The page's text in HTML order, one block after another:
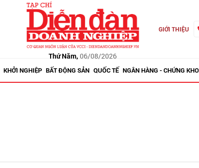
Thứ Năm, 06/08/2026
GIỚI THIỆU
KHỞI NGHIỆP BẤT ĐỘNG SẢN QUỐC TẾ NGÂN HÀNG - CHỨNG